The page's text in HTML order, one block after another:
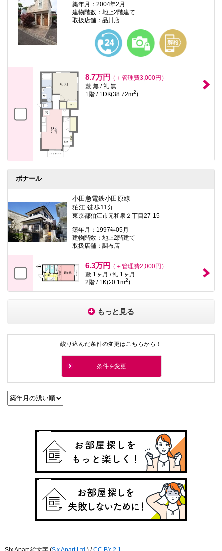
築年月：2004年2月
建物階数：地上2階建て
取扱店舗：品川店
8.7万円
（＋管理費3,000円）
敷 無 / 礼 無
1階 / 1DK(38.72m2)
ボナール
小田急電鉄小田原線
狛江 徒歩11分
東京都狛江市元和泉２丁目27-15
築年月：1997年05月
建物階数：地上2階建て
取扱店舗：調布店
6.3万円
（＋管理費2,000円）
敷 1ヶ月 / 礼 1ヶ月
2階 / 1K(20.1m2)
もっと見る
絞り込んだ条件の変更はこちらから！
条件を変更
Six Apart 絵文字 (Six Apart,Ltd. ) /CC BY 2.1